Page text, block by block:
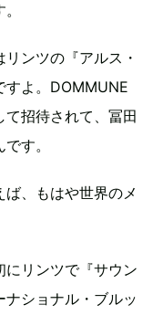
ンツの『アルス・
すよ。DOMMUNE
招待されて、冨田
す。
、もはや世界のメ
にリンツで『サウン
ナショナル・ブルッ